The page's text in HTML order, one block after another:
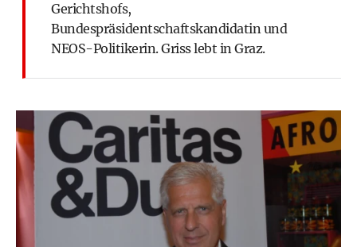
Gerichtshofs,
Bundespräsidentschaftskandidatin und
NEOS-Politikerin. Griss lebt in Graz.